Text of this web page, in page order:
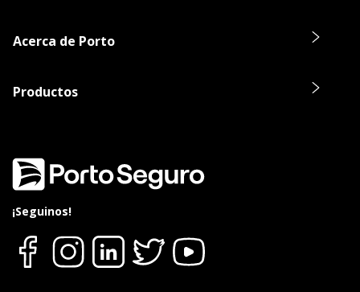
Acerca de Porto
Productos
¡Seguinos!